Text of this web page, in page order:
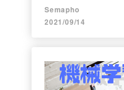
Semapho
2021/09/14